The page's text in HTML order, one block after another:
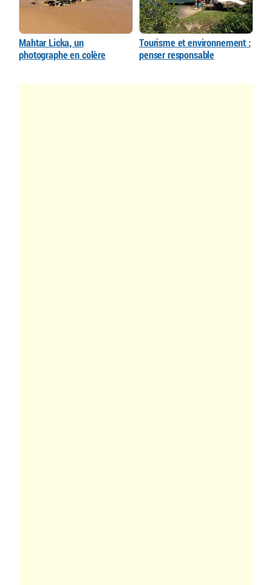
Mahtar Licka, un
photographe en colère
Tourisme et environnement :
penser responsable